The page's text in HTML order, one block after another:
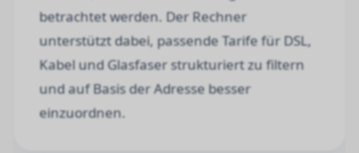
betrachtet werden. Der Rechner
unterstützt dabei, passende Tarife für DSL,
Kabel und Glasfaser strukturiert zu filtern
und auf Basis der Adresse besser
einzuordnen.